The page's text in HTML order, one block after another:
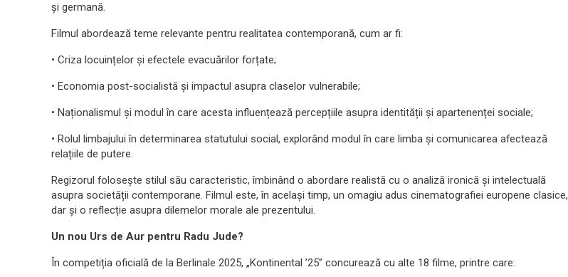
și germană.
Filmul abordează teme relevante pentru realitatea contemporană, cum ar fi:
• Criza locuințelor și efectele evacuărilor forțate;
• Economia post-socialistă și impactul asupra claselor vulnerabile;
• Naționalismul și modul în care acesta influențează percepțiile asupra identității și apartenenței sociale;
• Rolul limbajului în determinarea statutului social, explorând modul în care limba și comunicarea afectează
relațiile de putere.
Regizorul folosește stilul său caracteristic, îmbinând o abordare realistă cu o analiză ironică și intelectuală
asupra societății contemporane. Filmul este, în același timp, un omagiu adus cinematografiei europene clasice,
dar și o reflecție asupra dilemelor morale ale prezentului.
Un nou Urs de Aur pentru Radu Jude?
În competiția oficială de la Berlinale 2025, „Kontinental ’25” concurează cu alte 18 filme, printre care: